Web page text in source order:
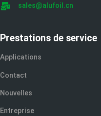
sales@alufoil.cn
Prestations de service
Applications
Contact
Nouvelles
Entreprise